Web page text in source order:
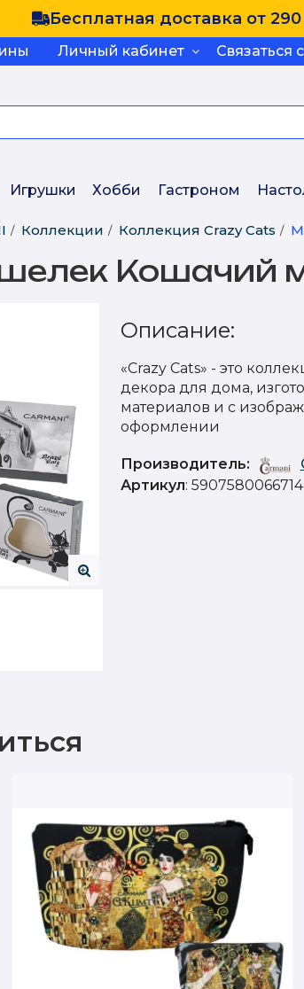
Бесплатная доставка от
Личный кабинет Связаться
Игрушки Хобби Гастроном
Коллекции Коллекция Crazy Cats
Кошачий
Описание:
«Crazy Cats» - это
декора для дома,
материалов и с
оформлении
Производитель:
Артикул: 5907580066714